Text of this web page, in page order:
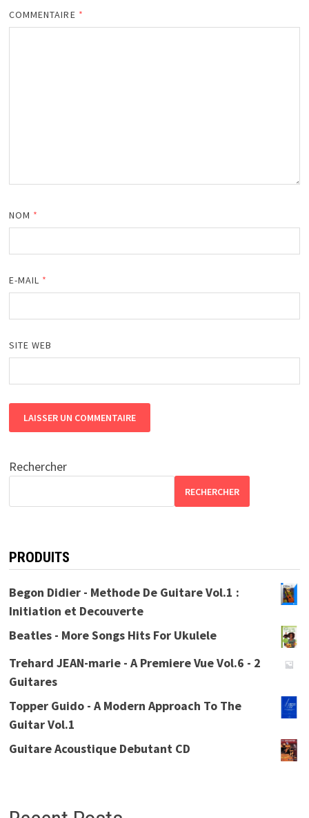
COMMENTAIRE *
NOM *
E-MAIL *
SITE WEB
Rechercher
RECHERCHER
PRODUITS
Begon Didier - Methode De Guitare Vol.1 :
Initiation et Decouverte
Beatles - More Songs Hits For Ukulele
Trehard JEAN-marie - A Premiere Vue Vol.6 - 2
Guitares
Topper Guido - A Modern Approach To The
Guitar Vol.1
Guitare Acoustique Debutant CD